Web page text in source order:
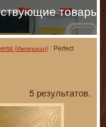
товары
(Империал) Perfect
5 результатов.